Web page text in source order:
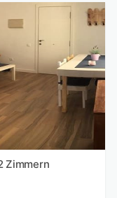
Zimmern